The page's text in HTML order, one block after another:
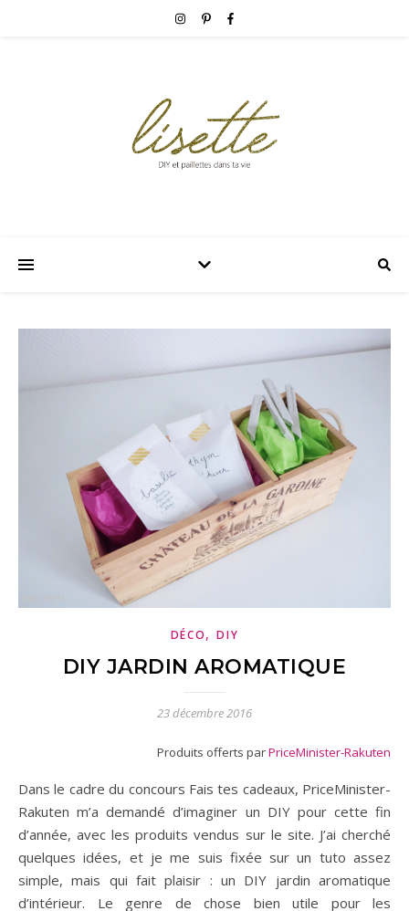
DÉCO,DIY
DIY JARDIN AROMATIQUE
23 décembre 2016
Produits offerts parPriceMinister-Rakuten
Dans le cadre du concours Fais tes cadeaux, PriceMinister-
Rakuten m’a demandé d’imaginer un DIY pour cette fin
d’année, avec les produits vendus sur le site. J’ai cherché
quelques idées, et je me suis fixée sur un tuto assez
simple, mais qui fait plaisir : un DIY jardin aromatique
d’intérieur. Le genre de chose bien utile pour les